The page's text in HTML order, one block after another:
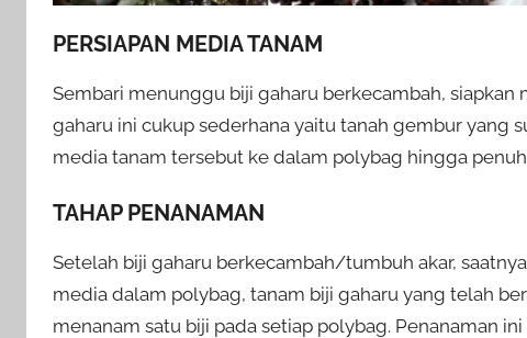
PERSIAPAN MEDIA TANAM
Sembari menunggu biji gaharu berkecambah,
gaharu ini cukup sederhana yaitu tanah gembur yang
media tanam tersebut ke dalam polybag hingga
TAHAP PENANAMAN
Setelah biji gaharu berkecambah/tumbuh akar,
media dalam polybag, tanam biji gaharu yang telah
menanam satu biji pada setiap polybag. Penanaman